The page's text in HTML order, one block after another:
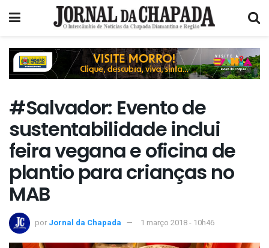
#Salvador: Evento de
sustentabilidade inclui
feira vegana e oficina de
plantio para crianças no
MAB
por Jornal da Chapada 1 março 2018 - 10h46